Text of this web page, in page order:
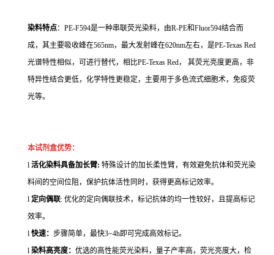
染料特点：PE-F594是一种串联荧光染料，由R-PE和Fluor594结合而
成，其主要吸收峰在565nm，最大发射峰在620nm左右，是PE-Texas Red
光谱特性相似，可进行替代，相比PE-Texas Red， 其荧光亮度更高，非
特异性结合更低，化学特性更稳定，主要用于多色流式细胞术，免疫荧
光等。
本试剂盒优势：
l 活化染料具备加长臂: 特殊设计的加长柔性臂，有效避免抗体和荧光染
料间的空间位阻，保护抗体活性同时，获得更高标记效率。
l 定向偶联: 优化的定向偶联技术，标记抗体的均一性较好，且提高标记
效率。
l 快速： 步骤简单，最快3~4h即可完成高效标记。
l 染料高亮度： 优选的高性能荧光染料，量子产率高，荧光亮度大，检